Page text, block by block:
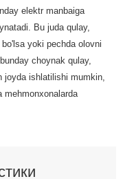
elektr manbaiga
Bu juda qulay,
yoki pechda olovni
choynak qulay,
joyda ishlatilishi mumkin,